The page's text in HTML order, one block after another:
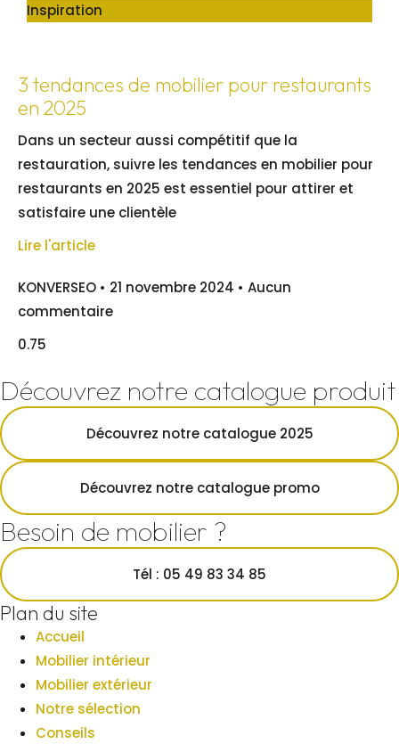
Inspiration
3 tendances de mobilier pour restaurants
en 2025
Dans un secteur aussi compétitif que la
restauration, suivre les tendances en mobilier pour
restaurants en 2025 est essentiel pour attirer et
satisfaire une clientèle
Lire l'article
KONVERSEO 21 novembre 2024
Aucun
commentaire
Découvrez notre catalogue produit
Découvrez notre catalogue 2025
Découvrez notre catalogue promo
Besoin de mobilier ?
Tél : 05 49 83 34 85
Plan du site
Accueil
Mobilier intérieur
Mobilier extérieur
Notre sélection
Conseils